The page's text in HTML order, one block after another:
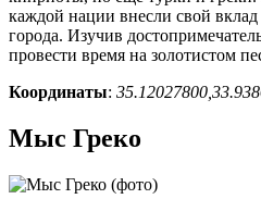
каждой нации внесли свой
города. Изучив
провести время на золотистом
Координаты:
Мыс Греко